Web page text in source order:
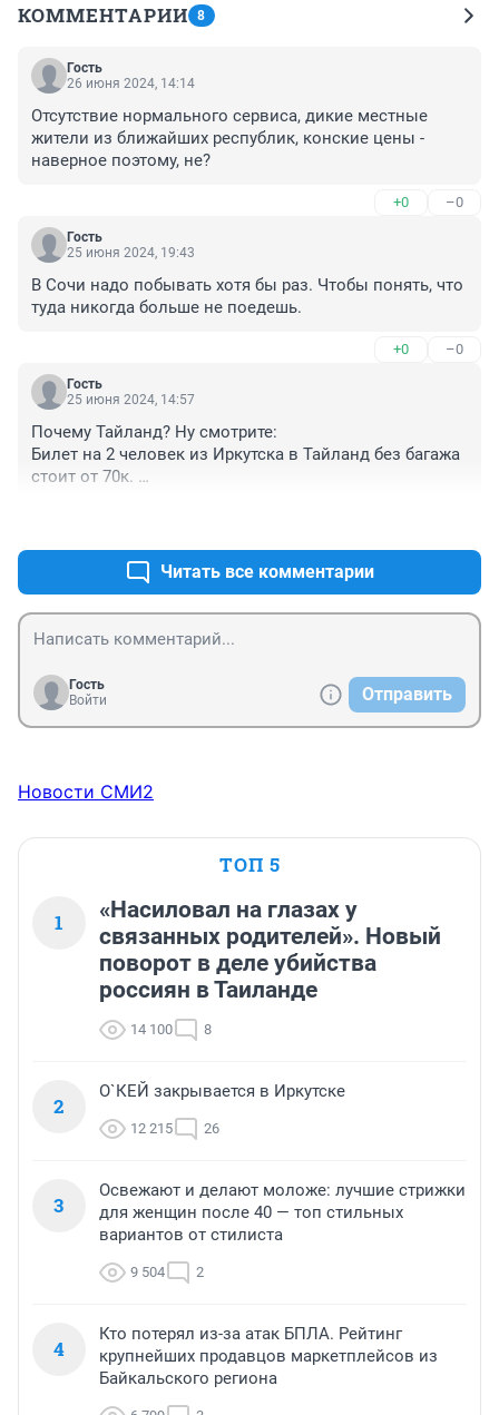
КОММЕНТАРИИ 8
Гость
26 июня 2024, 14:14
Отсутствие нормального сервиса, дикие местные
жители из ближайших республик, конские цены -
наверное поэтому, не?
+0 –0
Гость
25 июня 2024, 19:43
В Сочи надо побывать хотя бы раз. Чтобы понять, что
туда никогда больше не поедешь.
+0 –0
Гость
25 июня 2024, 14:57
Почему Тайланд? Ну смотрите:
Билет на 2 человек из Иркутска в Тайланд без багажа
стоит от 70к.
С такими ценами не вижу смысла ехать в Сочи.
Читать все комментарии
Гость
Войти
Отправить
Новости СМИ2
ТОП 5
1
«Насиловал на глазах у
связанных родителей». Новый
поворот в деле убийства
россиян в Таиланде
14 100 8
2
О`КЕЙ закрывается в Иркутске
12 215 26
3
Освежают и делают моложе: лучшие стрижки
для женщин после 40 — топ стильных
вариантов от стилиста
9 504 2
4
Кто потерял из-за атак БПЛА. Рейтинг
крупнейших продавцов маркетплейсов из
Байкальского региона